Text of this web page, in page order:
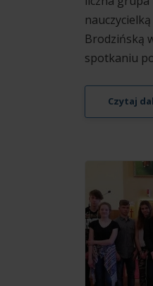
Brodzińską
spotkaniu
Czytaj